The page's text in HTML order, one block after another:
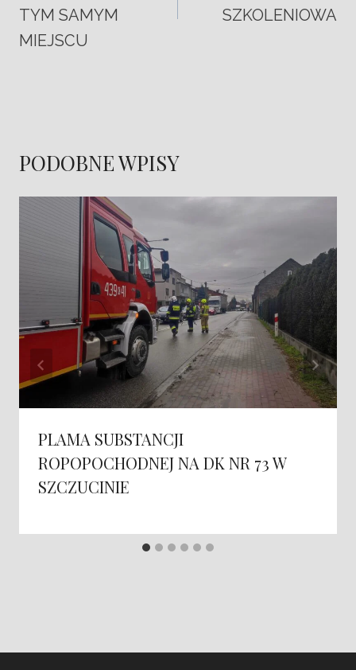
TYM SAMYM
MIEJSCU
SZKOLENIOWA
PODOBNE WPISY
PLAMA SUBSTANCJI
ROPOPOCHODNEJ NA DK NR 73 W
SZCZUCINIE